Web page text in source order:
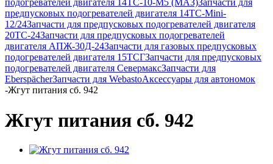
подогревателей двигателя 14ТС-10-М5 (МАЗ)Запчасти для
предпусковых подогревателей двигателя 14ТС-Mini-
12/24Запчасти для предпусковых подогревателей двигателя
20ТС-24Запчасти для предпусковых подогревателей
двигателя АПЖ-30Д-24Запчасти для газовых предпусковых
подогревателей двигателя 15ТСГЗапчасти для предпусковых
подогревателей двигателя СевермаксЗапчасти для
EberspächerЗапчасти для WebastoАксессуары для автономок
-Жгут питания сб. 942
Жгут питания сб. 942